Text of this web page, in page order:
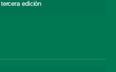
edición